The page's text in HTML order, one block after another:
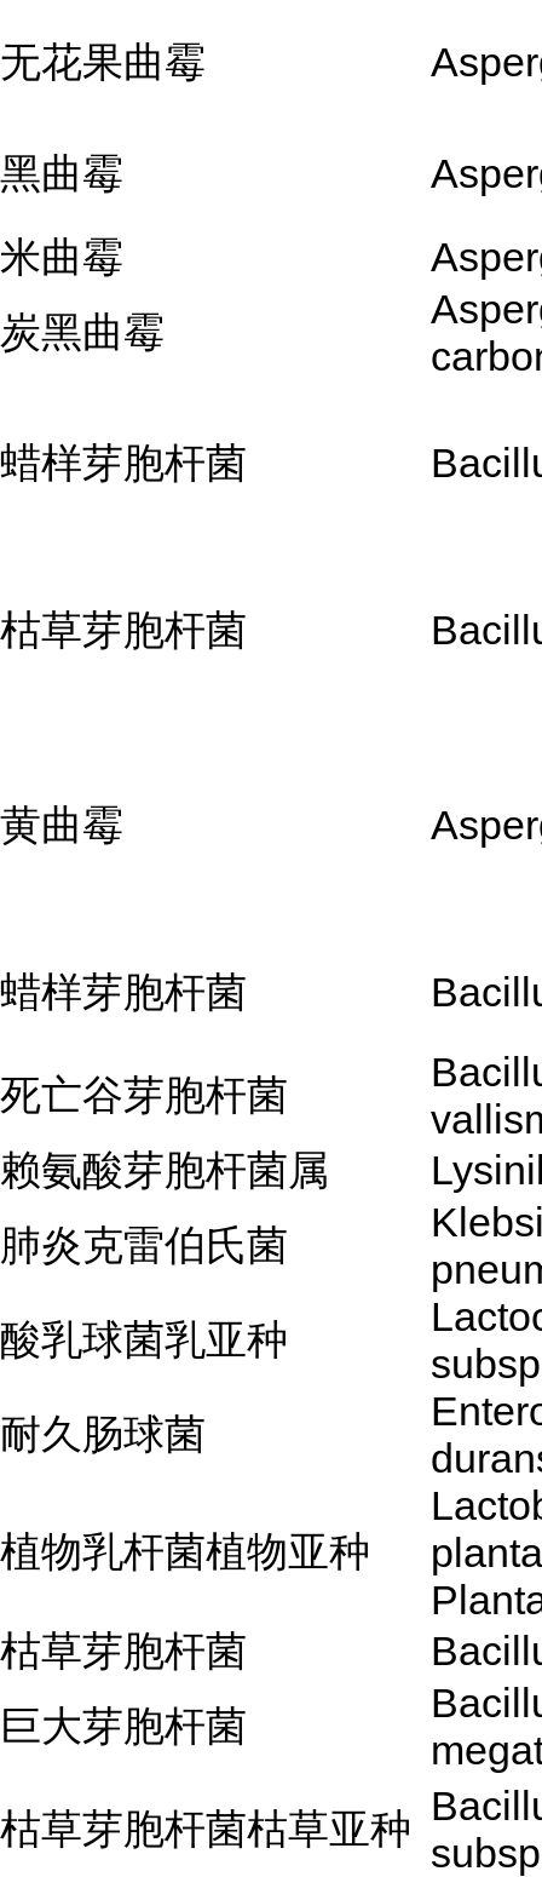
无花果曲霉
黑曲霉
米曲霉
炭黑曲霉
蜡样芽胞杆菌
枯草芽胞杆菌
黄曲霉
蜡样芽胞杆菌
死亡谷芽胞杆菌
赖氨酸芽胞杆菌属
肺炎克雷伯氏菌
酸乳球菌乳亚种
耐久肠球菌
植物乳杆菌植物亚种
枯草芽胞杆菌
巨大芽胞杆菌
枯草芽胞杆菌枯草亚种